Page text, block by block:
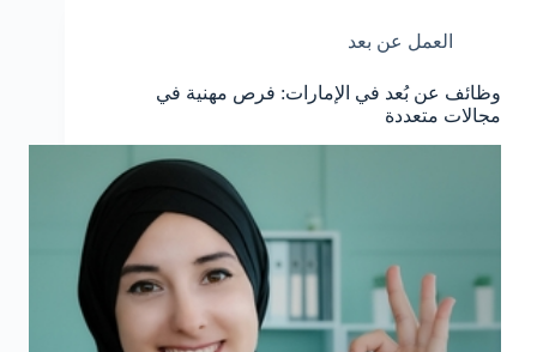
العمل عن بعد
وظائف عن بُعد في الإمارات: فرص مهنية في
مجالات متعددة